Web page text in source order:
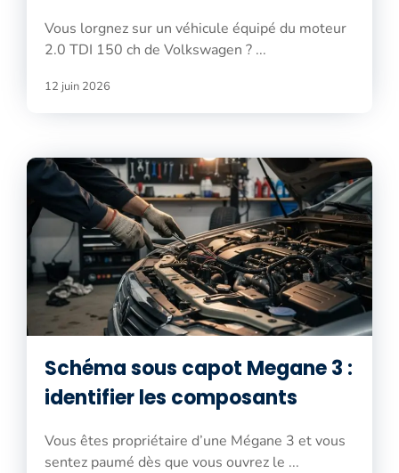
Vous lorgnez sur un véhicule équipé du moteur
2.0 TDI 150 ch de Volkswagen ? ...
12 juin 2026
Schéma sous capot Megane 3 :
identifier les composants
Vous êtes propriétaire d’une Mégane 3 et vous
sentez paumé dès que vous ouvrez le ...